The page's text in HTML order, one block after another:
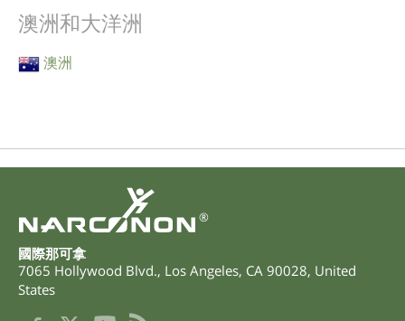
澳洲和大洋洲
澳洲
®
國際那可拿
7065 Hollywood Blvd., Los Angeles, CA 90028, United
States